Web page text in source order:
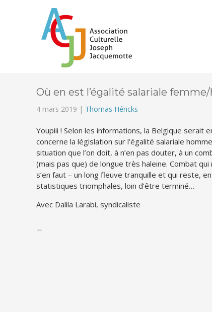
Où en est l’égalité salariale
4 mars 2019 | Thomas Héricks
Youpiii ! Selon les informations, la Belgique serait
concerne la législation sur l’égalité salariale
situation que l’on doit, à n’en pas douter, à un
(mais pas que) de longue très haleine. Combat qui
s’en faut – un long fleuve tranquille et qui reste,
statistiques triomphales, loin d’être terminé…
Avec Dalila Larabi, syndicaliste